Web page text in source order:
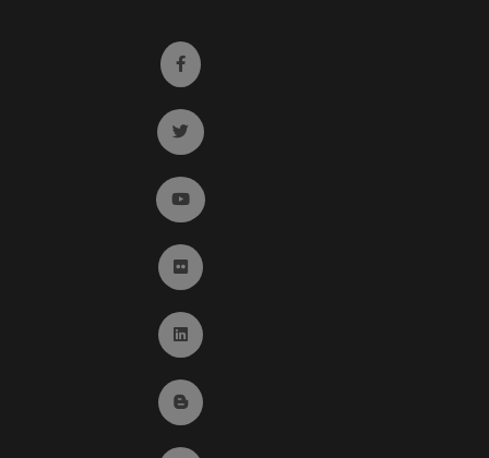
Ir a facebook (abre en ventana nueva)
Ir a twitter (abre en ventana nueva)
Ir a YouTube (abre en ventana nueva)
Ir a Flickr (abre en ventana nueva)
Ir a Linkedin (abre en ventana nueva)
Ir al Blog (abre en ventana nueva)